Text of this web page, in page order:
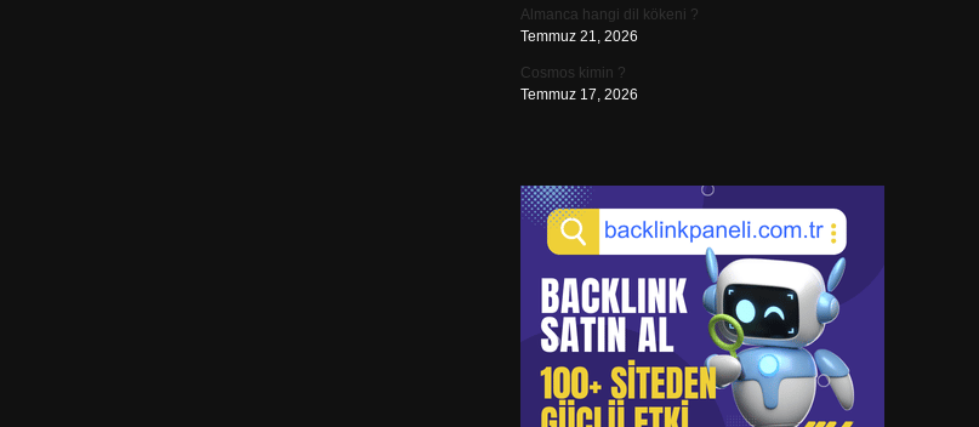
Almanca hangi dil kökeni ?
Temmuz 21, 2026
Cosmos kimin ?
Temmuz 17, 2026